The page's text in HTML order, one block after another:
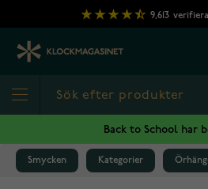
Hoppa till innehållet
9,613
Back to School har
Smycken Kategorier